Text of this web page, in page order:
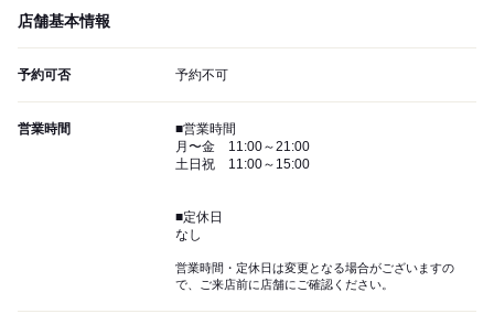
店舗基本情報
予約可否 予約不可
営業時間
■営業時間
月〜金 11:00～21:00
土日祝 11:00～15:00
■定休日
なし
営業時間・定休日は変更となる場合がございますの
で、ご来店前に店舗にご確認ください。